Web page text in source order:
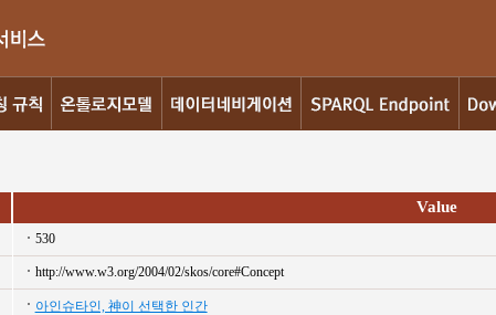
Value
530
http://www.w3.org/2004/02/skos/core#Concept
아인슈타인, 神이 선택한 인간